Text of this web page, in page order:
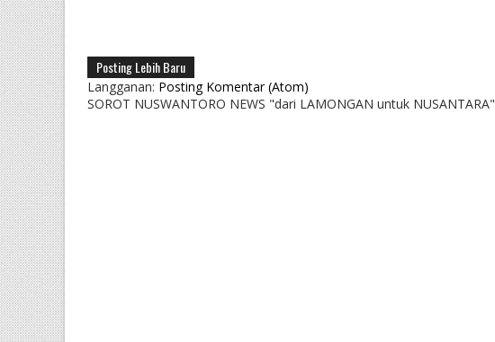
Posting Lebih Baru
Langganan: Posting Komentar (Atom)
SOROT NUSWANTORO NEWS "dari LAMONGAN untuk NUSANTARA"